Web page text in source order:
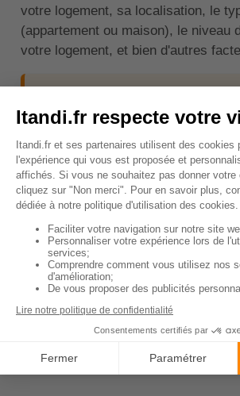
votre logement, sa localisation, le
(appartement ou maison), le niveau
votre logement, et bien d'autres
prendre en compte le niveau de
que vous choisissez. Par
formule plus complète comme la
coûtera probablement plus cher
Econ'Home.
En moyenne, le prix d'une
entre150€ et 400€ par an
qu'une estimation et le coût réel peut
ou plus bas en fonction de vos
et des critères mentionnés ci-